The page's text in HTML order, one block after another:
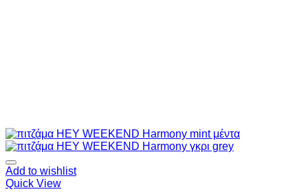
Add to wishlist
Quick View